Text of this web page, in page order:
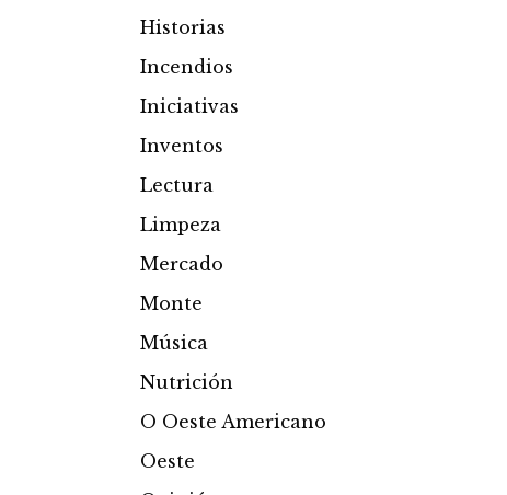
Historias
Incendios
Iniciativas
Inventos
Lectura
Limpeza
Mercado
Monte
Música
Nutrición
O Oeste Americano
Oeste